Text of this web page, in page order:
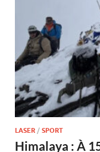
LASER / SPORT
Himalaya : À